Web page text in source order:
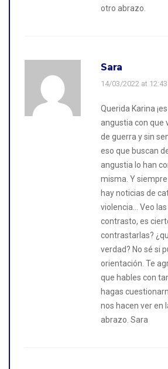
otro abrazo.
Sara
14/03/2022 at
Querida Karina
angustia con que
de guerra y sin
eso que buscan
angustia lo han
misma. Y
hay noticias de
violencia… Veo
contrasto, es
contrastarlas?
verdad? No sé si
orientación. Te
que hables con
hagas
nos hacen ver en
abrazo. Sara